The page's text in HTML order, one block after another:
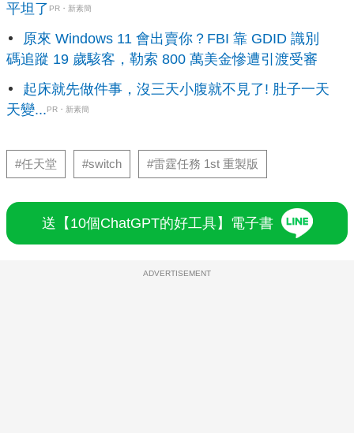
平坦了 PR・新素簡
原來 Windows 11 會出賣你？FBI 靠 GDID 識別
碼追蹤 19 歲駭客，勒索 800 萬美金慘遭引渡受審
起床就先做件事，沒三天小腹就不見了! 肚子一天
天變...PR・新素簡
#任天堂 #switch #雷霆任務 1st 重製版
送【10個ChatGPT的好工具】電子書
ADVERTISEMENT